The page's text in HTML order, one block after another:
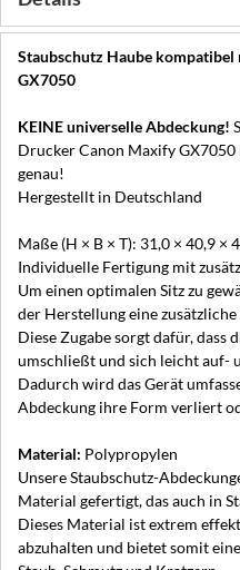
Staubschutz Haube
GX7050
KEINE universelle Abdeckung!
Drucker Canon Maxify
genau!
Hergestellt in Deutschland
Maße (H × B × T): 31,0 × 40,9 ×
Individuelle Fertigung mit
Um einen optimalen Sitz zu
der Herstellung eine
Diese Zugabe sorgt dafür, dass
umschließt und sich leicht auf-
Dadurch wird das Gerät
Abdeckung ihre Form verliert
Material: Polypropylen
Unsere Staubschutz-
Material gefertigt, das auch in
Dieses Material ist extrem
abzuhalten und bietet somit